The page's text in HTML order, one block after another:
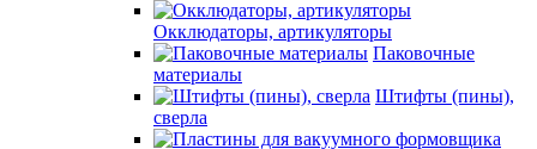
Окклюдаторы, артикуляторы
Паковочные
материалы
Штифты (пины),
сверла